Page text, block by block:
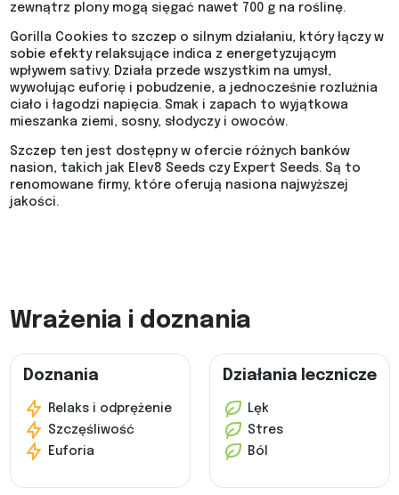
zewnątrz plony mogą sięgać nawet 700 g na roślinę.
Gorilla Cookies to szczep o silnym działaniu, który łączy w
sobie efekty relaksujące indica z energetyzującym
wpływem sativy. Działa przede wszystkim na umysł,
wywołując euforię i pobudzenie, a jednocześnie rozluźnia
ciało i łagodzi napięcia. Smak i zapach to wyjątkowa
mieszanka ziemi, sosny, słodyczy i owoców.
Szczep ten jest dostępny w ofercie różnych banków
nasion, takich jak Elev8 Seeds czy Expert Seeds. Są to
renomowane firmy, które oferują nasiona najwyższej
jakości.
Wrażenia i doznania
Doznania
Relaks i odprężenie
Szczęśliwość
Euforia
Działania lecznicze
Lęk
Stres
Ból